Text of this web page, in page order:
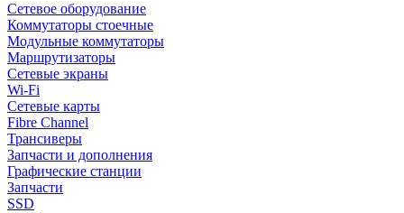
Сетевое оборудование
Коммутаторы стоечные
Модульные коммутаторы
Маршрутизаторы
Сетевые экраны
Wi-Fi
Сетевые карты
Fibre Channel
Трансиверы
Запчасти и дополнения
Графические станции
Запчасти
SSD